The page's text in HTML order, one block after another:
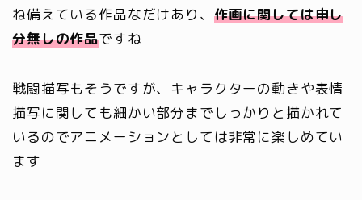
ね備えている作品なだけあり、 作画に関しては申し
分無しの作品ですね
戦闘描写もそうですが、キャラクターの動きや表情
描写に関しても細かい部分までしっかりと描かれて
いるのでアニメーションとしては非常に楽しめてい
ます